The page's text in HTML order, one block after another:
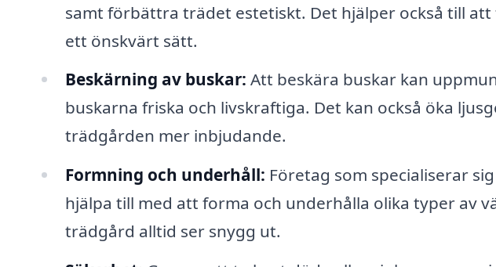
samt förbättra trädet estetiskt. Det hjälper också till
ett önskvärt sätt.
Beskärning av buskar: Att beskära buskar kan
buskarna friska och livskraftiga. Det kan också öka
trädgården mer inbjudande.
Formning och underhåll: Företag som specialiserar
hjälpa till med att forma och underhålla olika typer av
trädgård alltid ser snygg ut.